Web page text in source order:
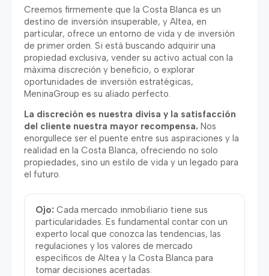
Creemos firmemente que la Costa Blanca es un
destino de inversión insuperable, y Altea, en
particular, ofrece un entorno de vida y de inversión
de primer orden. Si está buscando adquirir una
propiedad exclusiva, vender su activo actual con la
máxima discreción y beneficio, o explorar
oportunidades de inversión estratégicas,
MeninaGroup es su aliado perfecto.
La discreción es nuestra divisa y la satisfacción
del cliente nuestra mayor recompensa. Nos
enorgullece ser el puente entre sus aspiraciones y la
realidad en la Costa Blanca, ofreciendo no solo
propiedades, sino un estilo de vida y un legado para
el futuro.
Ojo: Cada mercado inmobiliario tiene sus
particularidades. Es fundamental contar con un
experto local que conozca las tendencias, las
regulaciones y los valores de mercado
específicos de Altea y la Costa Blanca para
tomar decisiones acertadas.